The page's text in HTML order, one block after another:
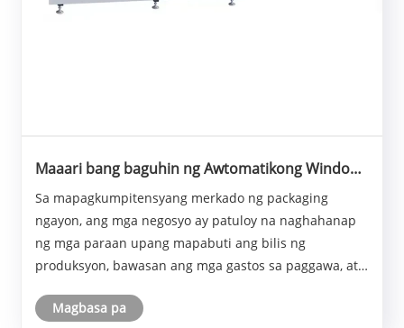
Maaari bang baguhin ng Awtomatikong Window
Pagtatanghal ng Produkto
Sa mapagkumpitensyang merkado ng packaging
ngayon, ang mga negosyo ay patuloy na naghahanap
ng mga paraan upang mapabuti ang bilis ng
produksyon, bawasan ang mga gastos sa paggawa, at
produkto. Ang Awtomatikong Window Patching
Magbasa pa